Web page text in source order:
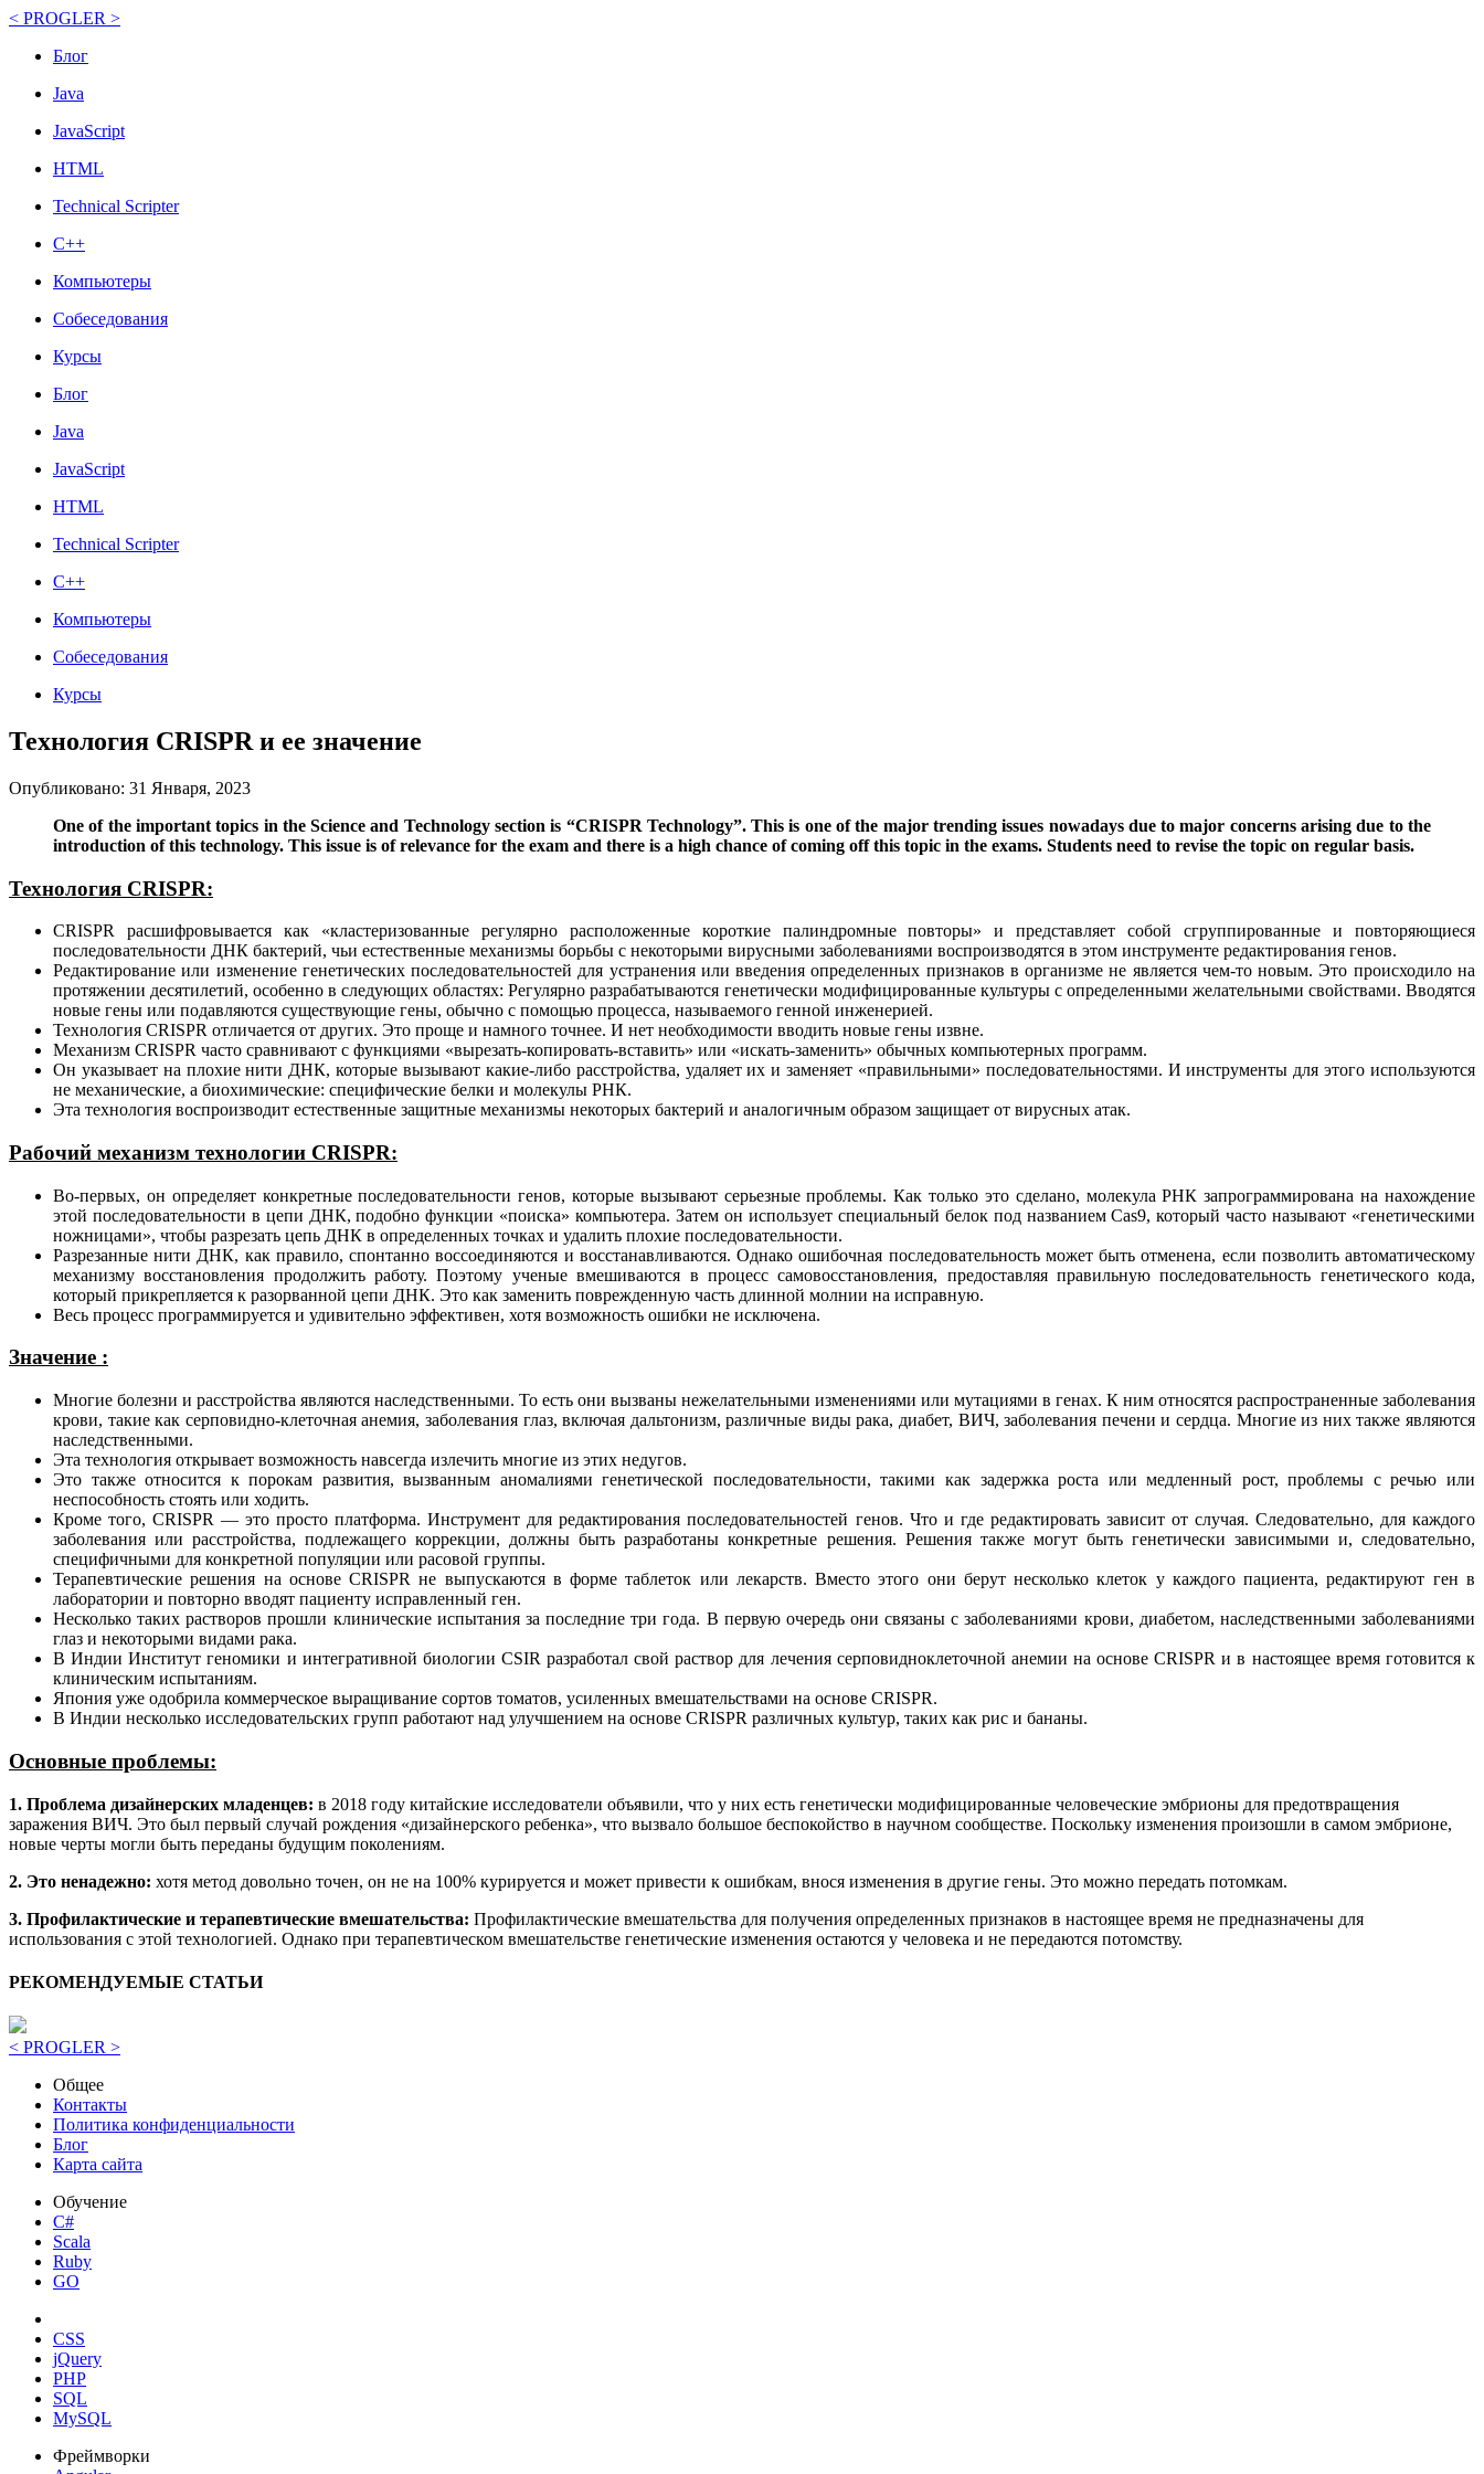
< PROGLER >
Блог
Java
JavaScript
HTML
Technical Scripter
C++
Компьютеры
Собеседования
Курсы
Блог
Java
JavaScript
HTML
Technical Scripter
C++
Компьютеры
Собеседования
Курсы
Технология CRISPR и ее значение
Опубликовано: 31 Января, 2023
One of the important topics in the Science and Technology section is “CRISPR Technology”. This is one of the major trending issues nowadays due to major concerns arising due to the
introduction of this technology. This issue is of relevance for the exam and there is a high chance of coming off this topic in the exams. Students need to revise the topic on regular basis.
Технология CRISPR:
CRISPR расшифровывается как «кластеризованные регулярно расположенные короткие палиндромные повторы» и представляет собой сгруппированные и повторяющиеся
последовательности ДНК бактерий, чьи естественные механизмы борьбы с некоторыми вирусными заболеваниями воспроизводятся в этом инструменте редактирования генов.
Редактирование или изменение генетических последовательностей для устранения или введения определенных признаков в организме не является чем-то новым. Это происходило на
протяжении десятилетий, особенно в следующих областях: Регулярно разрабатываются генетически модифицированные культуры с определенными желательными свойствами. Вводятся
новые гены или подавляются существующие гены, обычно с помощью процесса, называемого генной инженерией.
Технология CRISPR отличается от других. Это проще и намного точнее. И нет необходимости вводить новые гены извне.
Механизм CRISPR часто сравнивают с функциями «вырезать-копировать-вставить» или «искать-заменить» обычных компьютерных программ.
Он указывает на плохие нити ДНК, которые вызывают какие-либо расстройства, удаляет их и заменяет «правильными» последовательностями. И инструменты для этого используются
не механические, а биохимические: специфические белки и молекулы РНК.
Эта технология воспроизводит естественные защитные механизмы некоторых бактерий и аналогичным образом защищает от вирусных атак.
Рабочий механизм технологии CRISPR:
Во-первых, он определяет конкретные последовательности генов, которые вызывают серьезные проблемы. Как только это сделано, молекула РНК запрограммирована на нахождение
этой последовательности в цепи ДНК, подобно функции «поиска» компьютера. Затем он использует специальный белок под названием Cas9, который часто называют «генетическими
ножницами», чтобы разрезать цепь ДНК в определенных точках и удалить плохие последовательности.
Разрезанные нити ДНК, как правило, спонтанно воссоединяются и восстанавливаются. Однако ошибочная последовательность может быть отменена, если позволить автоматическому
механизму восстановления продолжить работу. Поэтому ученые вмешиваются в процесс самовосстановления, предоставляя правильную последовательность генетического кода,
который прикрепляется к разорванной цепи ДНК. Это как заменить поврежденную часть длинной молнии на исправную.
Весь процесс программируется и удивительно эффективен, хотя возможность ошибки не исключена.
Значение :
Многие болезни и расстройства являются наследственными. То есть они вызваны нежелательными изменениями или мутациями в генах. К ним относятся распространенные заболевания
крови, такие как серповидно-клеточная анемия, заболевания глаз, включая дальтонизм, различные виды рака, диабет, ВИЧ, заболевания печени и сердца. Многие из них также являются
наследственными.
Эта технология открывает возможность навсегда излечить многие из этих недугов.
Это также относится к порокам развития, вызванным аномалиями генетической последовательности, такими как задержка роста или медленный рост, проблемы с речью или
неспособность стоять или ходить.
Кроме того, CRISPR — это просто платформа. Инструмент для редактирования последовательностей генов. Что и где редактировать зависит от случая. Следовательно, для каждого
заболевания или расстройства, подлежащего коррекции, должны быть разработаны конкретные решения. Решения также могут быть генетически зависимыми и, следовательно,
специфичными для конкретной популяции или расовой группы.
Терапевтические решения на основе CRISPR не выпускаются в форме таблеток или лекарств. Вместо этого они берут несколько клеток у каждого пациента, редактируют ген в
лаборатории и повторно вводят пациенту исправленный ген.
Несколько таких растворов прошли клинические испытания за последние три года. В первую очередь они связаны с заболеваниями крови, диабетом, наследственными заболеваниями
глаз и некоторыми видами рака.
В Индии Институт геномики и интегративной биологии CSIR разработал свой раствор для лечения серповидноклеточной анемии на основе CRISPR и в настоящее время готовится к
клиническим испытаниям.
Япония уже одобрила коммерческое выращивание сортов томатов, усиленных вмешательствами на основе CRISPR.
В Индии несколько исследовательских групп работают над улучшением на основе CRISPR различных культур, таких как рис и бананы.
Основные проблемы:
1. Проблема дизайнерских младенцев: в 2018 году китайские исследователи объявили, что у них есть генетически модифицированные человеческие эмбрионы для предотвращения
заражения ВИЧ. Это был первый случай рождения «дизайнерского ребенка», что вызвало большое беспокойство в научном сообществе. Поскольку изменения произошли в самом эмбрионе,
новые черты могли быть переданы будущим поколениям.
2. Это ненадежно: хотя метод довольно точен, он не на 100% курируется и может привести к ошибкам, внося изменения в другие гены. Это можно передать потомкам.
3. Профилактические и терапевтические вмешательства: Профилактические вмешательства для получения определенных признаков в настоящее время не предназначены для
использования с этой технологией. Однако при терапевтическом вмешательстве генетические изменения остаются у человека и не передаются потомству.
РЕКОМЕНДУЕМЫЕ СТАТЬИ
< PROGLER >
Общее
Контакты
Политика конфиденциальности
Блог
Карта сайта
Обучение
C#
Scala
Ruby
GO
CSS
jQuery
PHP
SQL
MySQL
Фреймворки